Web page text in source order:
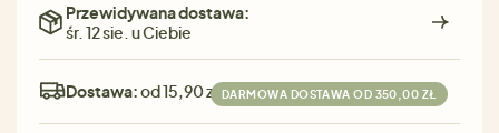
Przewidywana dostawa:
śr. 12 sie. u Ciebie
Dostawa:od 15,90 zł DARMOWA DOSTAWA OD 350,00 ZŁ